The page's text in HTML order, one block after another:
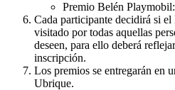
Premio Belén
Cada participante decidirá si el
visitado por todas aquellas
deseen, para ello deberá
inscripción.
Los premios se entregarán en
Ubrique.